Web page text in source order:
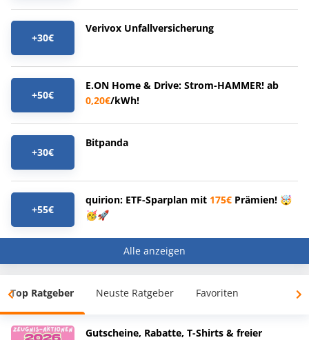
+30€
Verivox Unfallversicherung
+50€
E.ON Home & Drive: Strom-HAMMER! ab
0,20€/kWh!
+30€
Bitpanda
+55€
quirion: ETF-Sparplan mit 175€ Prämien! 🤯
🥳🚀
Alle anzeigen
Top Ratgeber Neuste Ratgeber Favoriten
Gutscheine, Rabatte, T-Shirts & freier